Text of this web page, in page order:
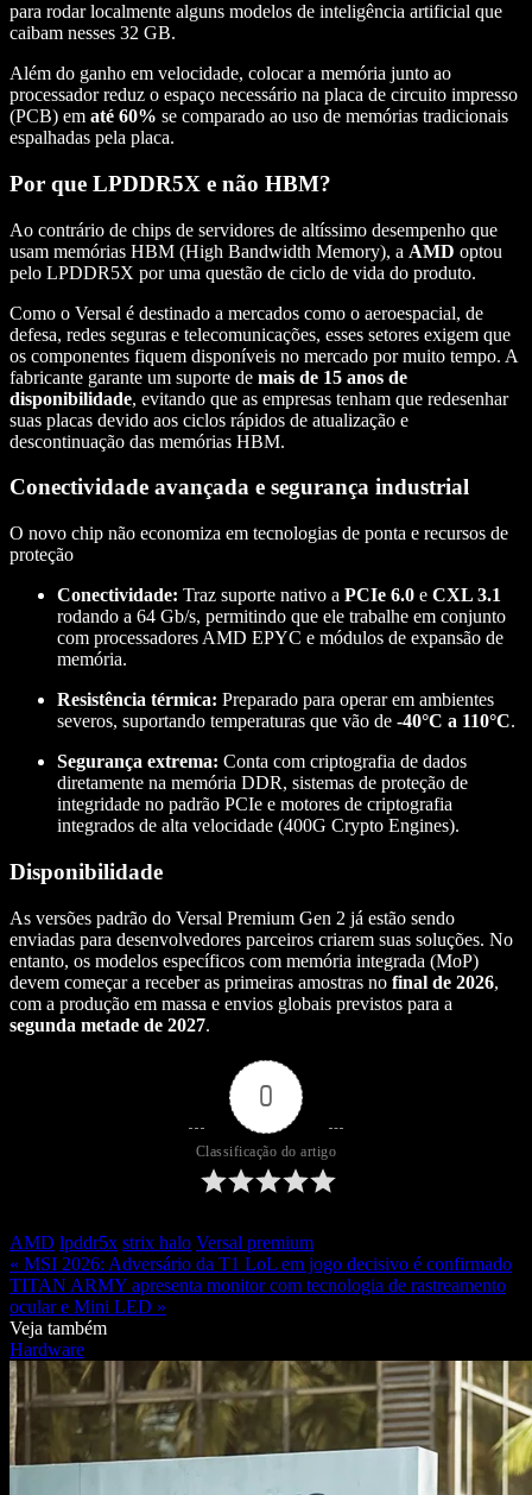
para rodar localmente alguns modelos de inteligência artificial que
caibam nesses 32 GB.
Além do ganho em velocidade, colocar a memória junto ao
processador reduz o espaço necessário na placa de circuito impresso
(PCB) em até 60% se comparado ao uso de memórias tradicionais
espalhadas pela placa.
Por que LPDDR5X e não HBM?
Ao contrário de chips de servidores de altíssimo desempenho que
usam memórias HBM (High Bandwidth Memory), a AMD optou
pelo LPDDR5X por uma questão de ciclo de vida do produto.
Como o Versal é destinado a mercados como o aeroespacial, de
defesa, redes seguras e telecomunicações, esses setores exigem que
os componentes fiquem disponíveis no mercado por muito tempo. A
fabricante garante um suporte de mais de 15 anos de
disponibilidade, evitando que as empresas tenham que redesenhar
suas placas devido aos ciclos rápidos de atualização e
descontinuação das memórias HBM.
Conectividade avançada e segurança industrial
O novo chip não economiza em tecnologias de ponta e recursos de
proteção
Conectividade: Traz suporte nativo a PCIe 6.0 e CXL 3.1
rodando a 64 Gb/s, permitindo que ele trabalhe em conjunto
com processadores AMD EPYC e módulos de expansão de
memória.
Resistência térmica: Preparado para operar em ambientes
severos, suportando temperaturas que vão de -40°C a 110°C.
Segurança extrema: Conta com criptografia de dados
diretamente na memória DDR, sistemas de proteção de
integridade no padrão PCIe e motores de criptografia
integrados de alta velocidade (400G Crypto Engines).
Disponibilidade
As versões padrão do Versal Premium Gen 2 já estão sendo
enviadas para desenvolvedores parceiros criarem suas soluções. No
entanto, os modelos específicos com memória integrada (MoP)
devem começar a receber as primeiras amostras no final de 2026,
com a produção em massa e envios globais previstos para a
segunda metade de 2027.
0
Classificação do artigo
AMD lpddr5x strix halo Versal premium
« MSI 2026: Adversário da T1 LoL em jogo decisivo é confirmado
TITAN ARMY apresenta monitor com tecnologia de rastreamento
ocular e Mini LED »
Veja também
Hardware